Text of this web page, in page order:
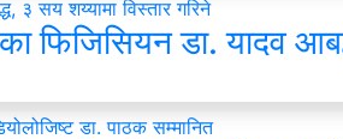
फिजिसियन डा. यादव